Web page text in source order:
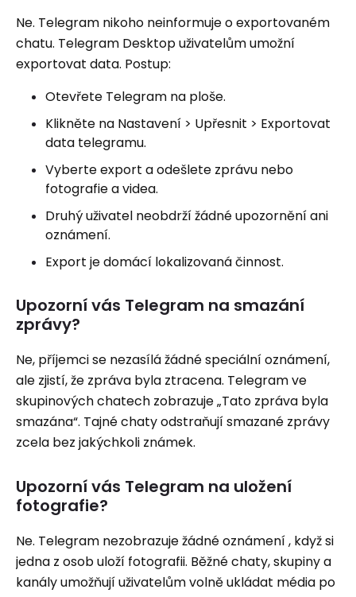
Ne. Telegram nikoho neinformuje o exportovaném
chatu. Telegram Desktop uživatelům umožní
exportovat data. Postup:
Otevřete Telegram na ploše.
Klikněte na Nastavení > Upřesnit > Exportovat
data telegramu.
Vyberte export a odešlete zprávu nebo
fotografie a videa.
Druhý uživatel neobdrží žádné upozornění ani
oznámení.
Export je domácí lokalizovaná činnost.
Upozorní vás Telegram na smazání
zprávy?
Ne, příjemci se nezasílá žádné speciální oznámení,
ale zjistí, že zpráva byla ztracena. Telegram ve
skupinových chatech zobrazuje „Tato zpráva byla
smazána“. Tajné chaty odstraňují smazané zprávy
zcela bez jakýchkoli známek.
Upozorní vás Telegram na uložení
fotografie?
Ne. Telegram nezobrazuje žádné oznámení , když si
jedna z osob uloží fotografii. Běžné chaty, skupiny a
kanály umožňují uživatelům volně ukládat média po